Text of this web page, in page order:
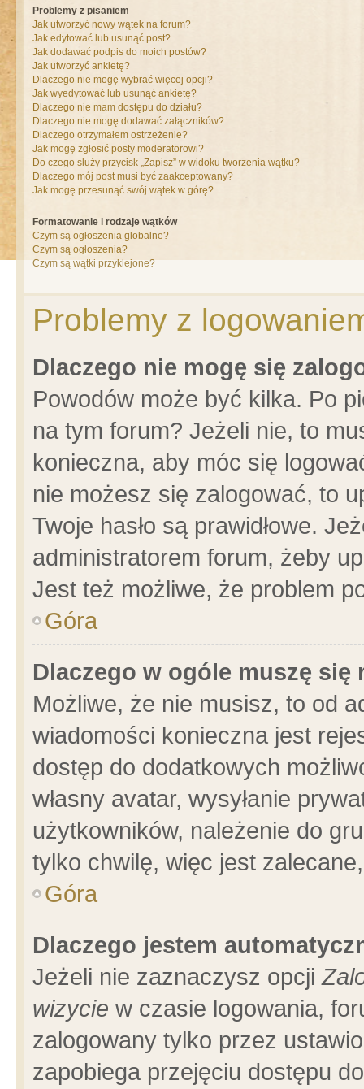
Problemy z pisaniem
Jak utworzyć nowy wątek na forum?
Jak edytować lub usunąć post?
Jak dodawać podpis do moich postów?
Jak utworzyć ankietę?
Dlaczego nie mogę wybrać więcej opcji?
Jak wyedytować lub usunąć ankietę?
Dlaczego nie mam dostępu do działu?
Dlaczego nie mogę dodawać załączników?
Dlaczego otrzymałem ostrzeżenie?
Jak mogę zgłosić posty moderatorowi?
Do czego służy przycisk „Zapisz” w widoku tworzenia wątku?
Dlaczego mój post musi być zaakceptowany?
Jak mogę przesunąć swój wątek w górę?
Formatowanie i rodzaje wątków
Czym są ogłoszenia globalne?
Czym są ogłoszenia?
Czym są wątki przyklejone?
Problemy z
Dlaczego nie mogę się
Powodów może być kilka. Po
na tym forum? Jeżeli nie, to
konieczna, aby móc się
nie możesz się zalogować, to
Twoje hasło są prawidłowe.
administratorem forum, żeby
Jest też możliwe, że problem
Góra
Dlaczego w ogóle muszę się
Możliwe, że nie musisz, to od
wiadomości konieczna jest
dostęp do dodatkowych
własny avatar, wysyłanie
użytkowników, należenie do
tylko chwilę, więc jest
Góra
Dlaczego jestem
Jeżeli nie zaznaczysz opcji
wizycie w czasie logowania,
zalogowany tylko przez
zapobiega przejęciu dostępu